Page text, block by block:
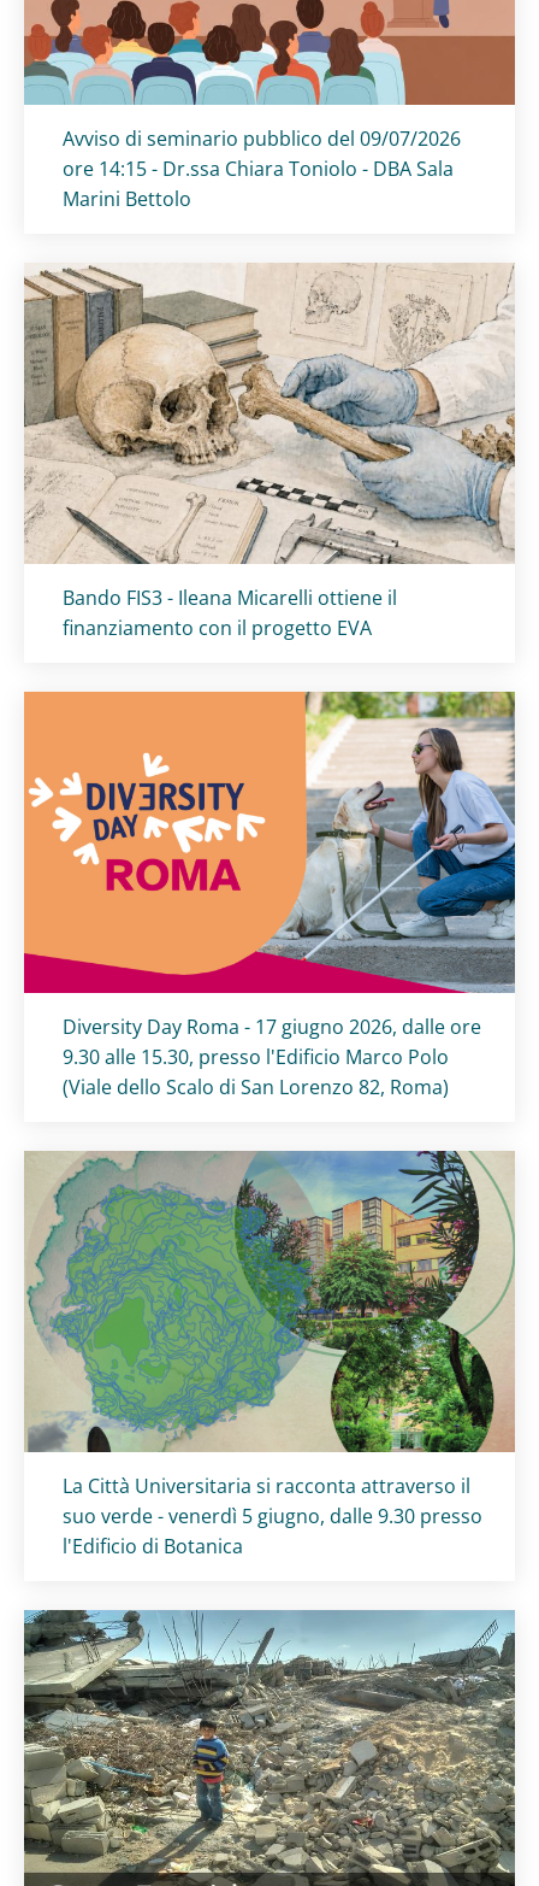
Titolo card:
Avviso di seminario pubblico del 09/07/2026
ore 14:15 - Dr.ssa Chiara Toniolo - DBA Sala
Marini Bettolo
Titolo card:
Bando FIS3 - Ileana Micarelli ottiene il
finanziamento con il progetto EVA
Titolo card:
Diversity Day Roma - 17 giugno 2026, dalle ore
9.30 alle 15.30, presso l'Edificio Marco Polo
(Viale dello Scalo di San Lorenzo 82, Roma)
Titolo card:
La Città Universitaria si racconta attraverso il
suo verde - venerdì 5 giugno, dalle 9.30 presso
l'Edificio di Botanica